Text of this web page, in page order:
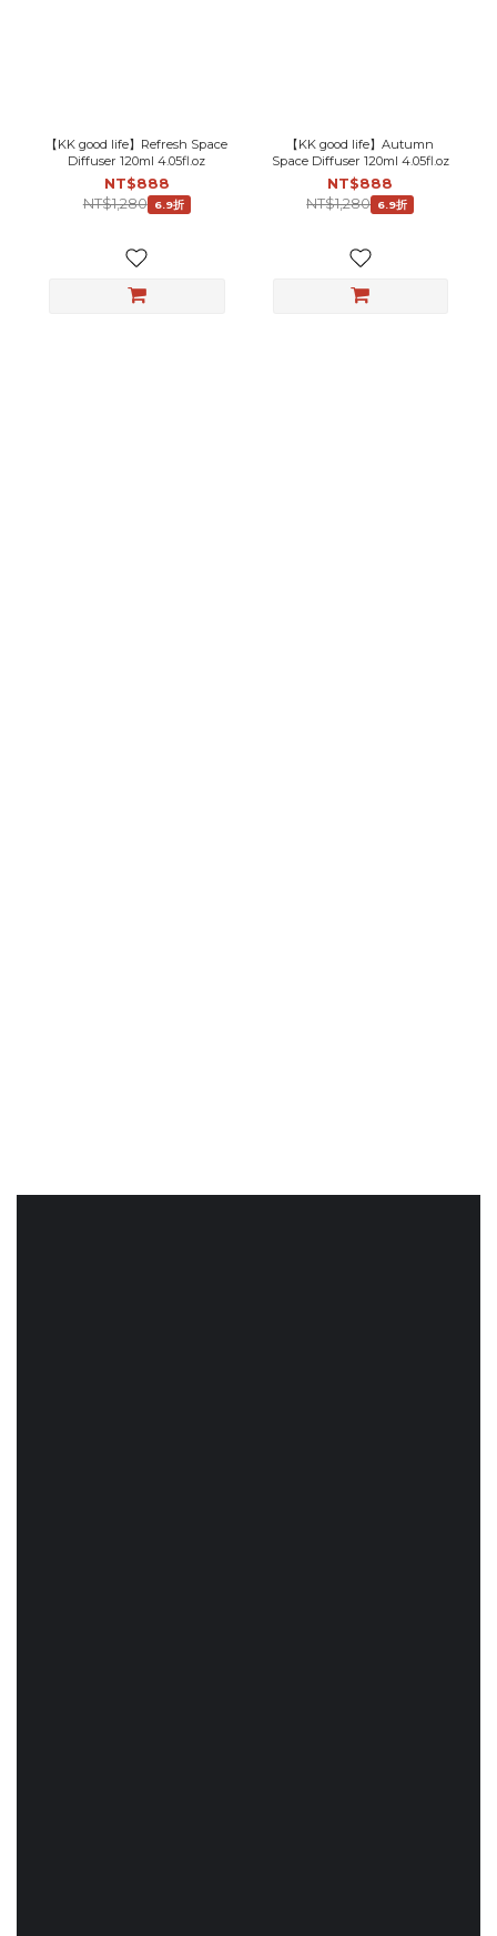
【KK good life】Refresh Space
Diffuser 120ml 4.05fl.oz
NT$888
NT$1,280
6.9折
【KK good life】Autumn
Space Diffuser 120ml 4.05fl.oz
NT$888
NT$1,280
6.9折